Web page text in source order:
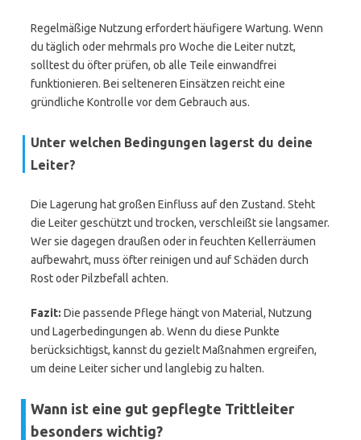
Regelmäßige Nutzung erfordert häufigere Wartung. Wenn
du täglich oder mehrmals pro Woche die Leiter nutzt,
solltest du öfter prüfen, ob alle Teile einwandfrei
funktionieren. Bei selteneren Einsätzen reicht eine
gründliche Kontrolle vor dem Gebrauch aus.
Unter welchen Bedingungen lagerst du deine
Leiter?
Die Lagerung hat großen Einfluss auf den Zustand. Steht
die Leiter geschützt und trocken, verschleißt sie langsamer.
Wer sie dagegen draußen oder in feuchten Kellerräumen
aufbewahrt, muss öfter reinigen und auf Schäden durch
Rost oder Pilzbefall achten.
Fazit: Die passende Pflege hängt von Material, Nutzung
und Lagerbedingungen ab. Wenn du diese Punkte
berücksichtigst, kannst du gezielt Maßnahmen ergreifen,
um deine Leiter sicher und langlebig zu halten.
Wann ist eine gut gepflegte Trittleiter
besonders wichtig?